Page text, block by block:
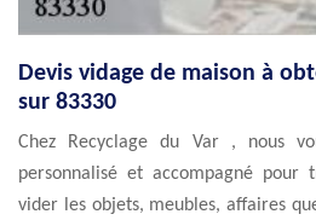
Devis vidage de maison à
sur 83330
Chez Recyclage du Var , nous
personnalisé et accompagné pour
vider les objets, meubles, affaires